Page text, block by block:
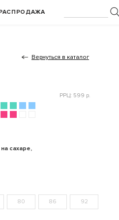
Вернуться в каталог
сахаре,
РРЦ: 599 р.
80 86 92